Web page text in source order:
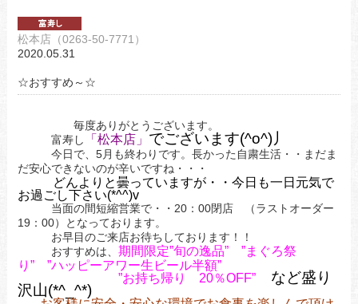
松本店（0263-50-7771）
2020.05.31
☆おすすめ～☆
毎度ありがとうございます。
富寿し
「松本店」 でございます(^o^)丿
今日で、5月も終わりです。長かった自粛生活・・まだま
だ安心できないのが辛いですね・・・
どんよりと曇っていますが・・今日も一日元気で
お過ごし下さい(*^^)v
当面の間短縮営業で・・20：00閉店 （ラストオーダー
19：00）となっております。
お早目のご来店お待ちしております！！
おすすめは、 期間限定”旬の逸品” ”まぐろ祭
り” ”ハッピーアワー生ビール半額”
”お持ち帰り 20％OFF”など盛り
沢山(*^_^*)